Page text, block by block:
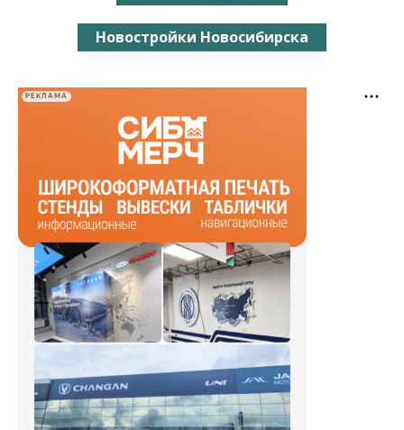
Новостройки Новосибирска
РЕКЛАМА